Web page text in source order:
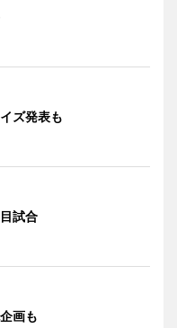
ズ発表も
試合
画も